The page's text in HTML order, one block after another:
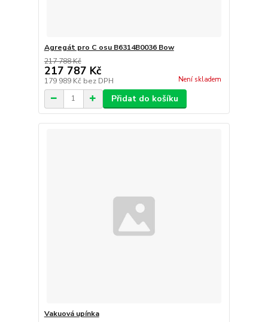
Agregát pro C osu B6314B0036 Bow
217 788 Kč
217 787 Kč
179 989 Kč bez DPH Není skladem
Přidat do košíku
Vakuová upínka